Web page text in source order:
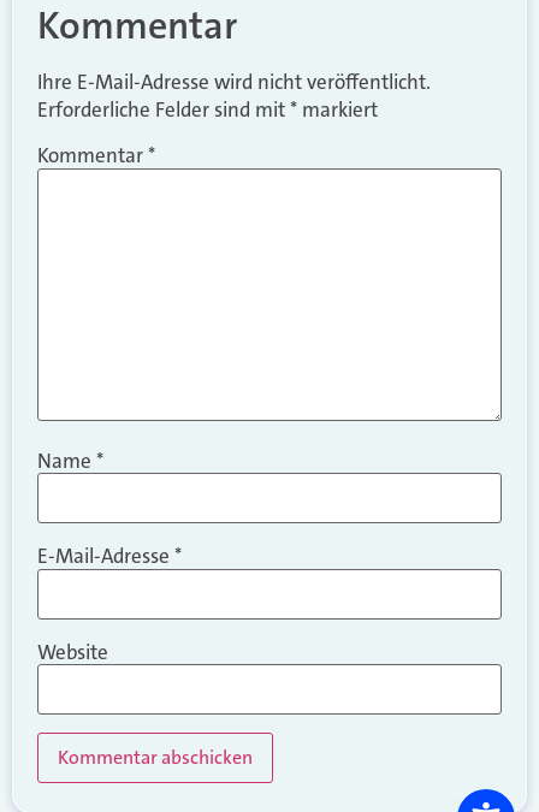
Kommentar
Ihre E-Mail-Adresse wird nicht veröffentlicht.
Erforderliche Felder sind mit* markiert
Kommentar*
Name *
E-Mail-Adresse *
Website